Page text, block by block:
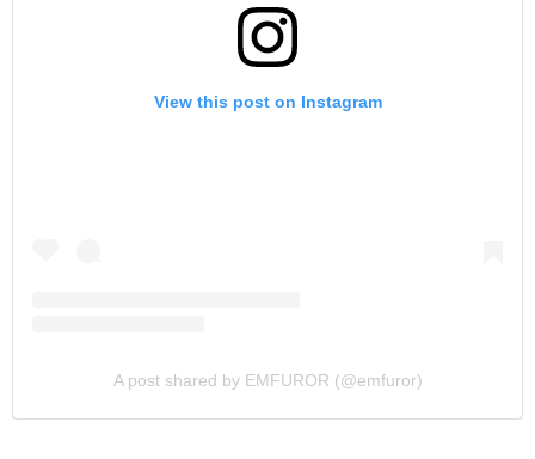
View this post on Instagram
A post shared by EMFUROR (@emfuror)